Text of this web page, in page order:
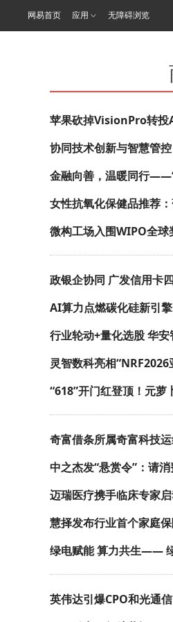
网易首页 应用 无障碍浏览
苹果砍掉VisionPro转投
协同技术创新与智慧管
金融向善，温暖同行
女性抗氧化保健品推荐
微构工场入围WIPO全
政银企协同 广发信用卡
AI算力点燃碳化硅新引
行业轮动+量化选股 华
灵智数科亮相
“618”开门红登顶！元
奇富借条所属奇富科技
中之杰发“悬赏令”：请
迈瑞医疗携手临床专家
慧择发布行业首个家庭
绿电赋能 算力共生——
英伟达引爆CPO和光通